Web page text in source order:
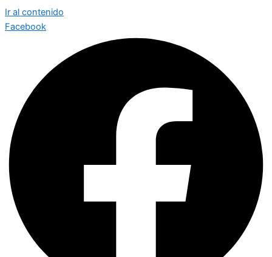
Ir al contenido
Facebook